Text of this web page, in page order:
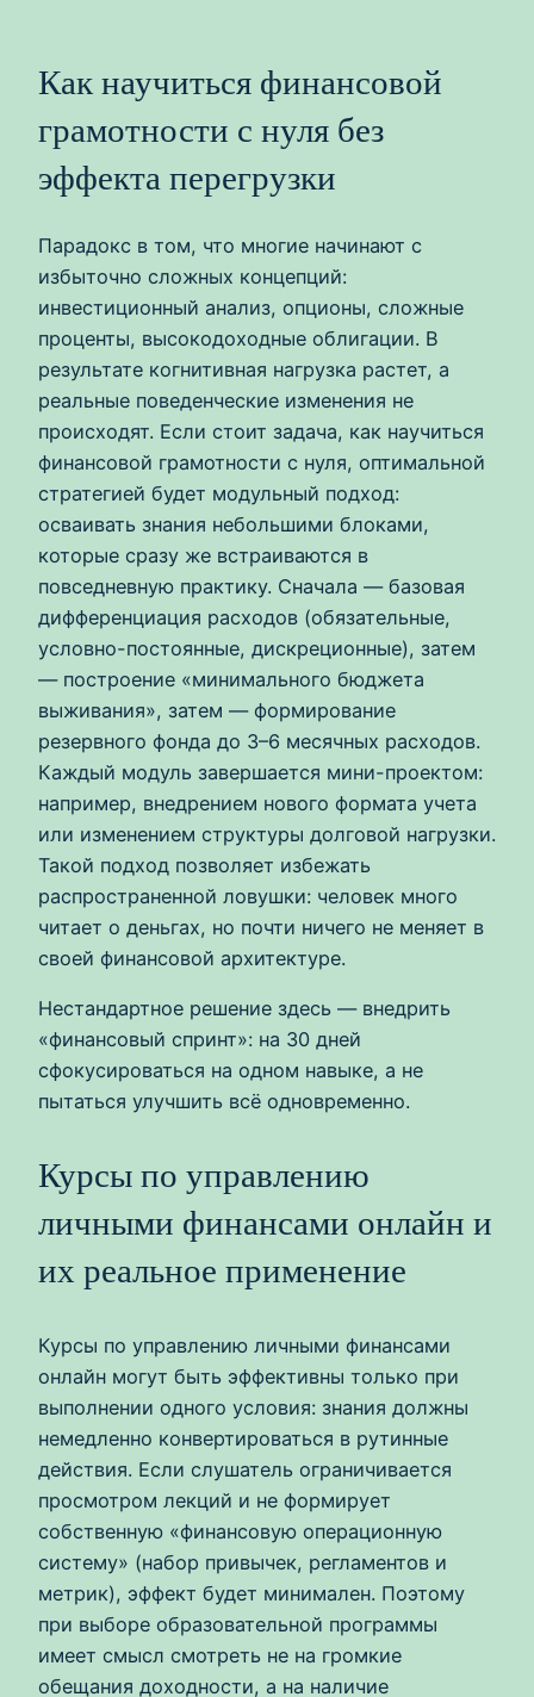
Как научиться финансовой
грамотности с нуля без
эффекта перегрузки
Парадокс в том, что многие начинают с
избыточно сложных концепций:
инвестиционный анализ, опционы, сложные
проценты, высокодоходные облигации. В
результате когнитивная нагрузка растет, а
реальные поведенческие изменения не
происходят. Если стоит задача, как научиться
финансовой грамотности с нуля, оптимальной
стратегией будет модульный подход:
осваивать знания небольшими блоками,
которые сразу же встраиваются в
повседневную практику. Сначала — базовая
дифференциация расходов (обязательные,
условно-постоянные, дискреционные), затем
— построение «минимального бюджета
выживания», затем — формирование
резервного фонда до 3–6 месячных расходов.
Каждый модуль завершается мини-проектом:
например, внедрением нового формата учета
или изменением структуры долговой нагрузки.
Такой подход позволяет избежать
распространенной ловушки: человек много
читает о деньгах, но почти ничего не меняет в
своей финансовой архитектуре.
Нестандартное решение здесь — внедрить
«финансовый спринт»: на 30 дней
сфокусироваться на одном навыке, а не
пытаться улучшить всё одновременно.
Курсы по управлению
личными финансами онлайн и
их реальное применение
Курсы по управлению личными финансами
онлайн могут быть эффективны только при
выполнении одного условия: знания должны
немедленно конвертироваться в рутинные
действия. Если слушатель ограничивается
просмотром лекций и не формирует
собственную «финансовую операционную
систему» (набор привычек, регламентов и
метрик), эффект будет минимален. Поэтому
при выборе образовательной программы
имеет смысл смотреть не на громкие
обещания доходности, а на наличие